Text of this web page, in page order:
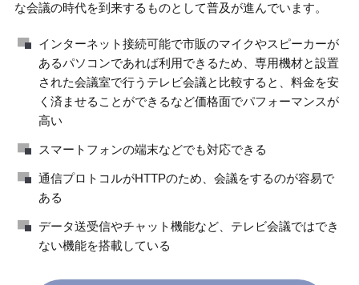
な会議の時代を到来するものとして普及が進んでいます。
インターネット接続可能で市販のマイクやスピーカーが
あるパソコンであれば利用できるため、専用機材と設置
された会議室で行うテレビ会議と比較すると、料金を安
く済ませることができるなど価格面でパフォーマンスが
高い
スマートフォンの端末などでも対応できる
通信プロトコルがHTTPのため、会議をするのが容易で
ある
データ送受信やチャット機能など、テレビ会議ではでき
ない機能を搭載している